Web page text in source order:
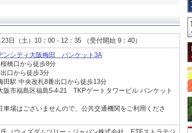
日（土）10：00 - 12：35 （受付開始 9：40）
ンシティ大阪梅田 バンケット3A
橋口から徒歩8分
口から徒歩3分
田駅 中央改札8番出口から徒歩13分
阪市福島区福島5-4-21 TKPゲートタワービル バンケット
場はございませんので、公共交通機関をご利用くださ